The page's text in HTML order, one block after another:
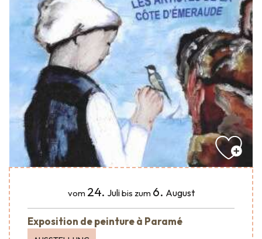
vom 24. Julibis zum 6. August
Exposition de peinture à Paramé